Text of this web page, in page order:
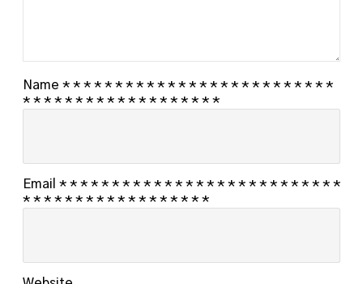
Name * * * * * * * * * * * * * * * * * * * * * * * * * *
* * * * * * * * * * * * * * * * * * *
Email * * * * * * * * * * * * * * * * * * * * * * * * * * *
* * * * * * * * * * * * * * * * * *